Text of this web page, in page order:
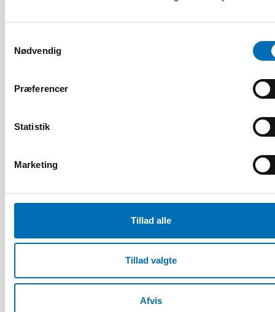
Nødvendig
Præferencer
Statistik
Marketing
Tillad alle
Tillad valgte
Afvis